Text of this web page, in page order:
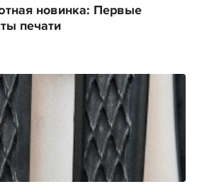
новинка: Первые
печати